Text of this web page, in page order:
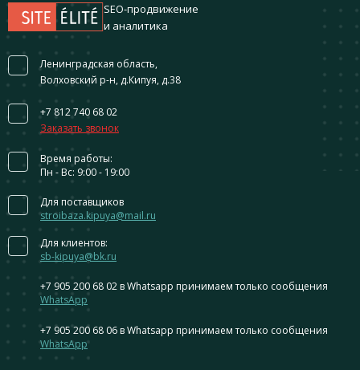
SEO-продвижение
и аналитика
Ленинградская область,
Волховский р-н, д.Кипуя, д.38
+7 812 740 68 02
Заказать звонок
Время работы:
Пн - Вс: 9:00 - 19:00
Для поставщиков
stroibaza.kipuya@mail.ru
Для клиентов:
sb-kipuya@bk.ru
+7 905 200 68 02 в Whatsapp принимаем только сообщения
WhatsApp
+7 905 200 68 06 в Whatsapp принимаем только сообщения
WhatsApp